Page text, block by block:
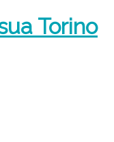
Torino